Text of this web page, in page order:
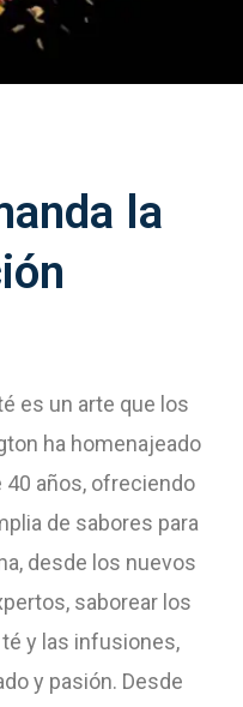
la
es un arte que los
ha homenajeado
años, ofreciendo
de sabores para
desde los nuevos
saborear los
y las infusiones,
y pasión. Desde